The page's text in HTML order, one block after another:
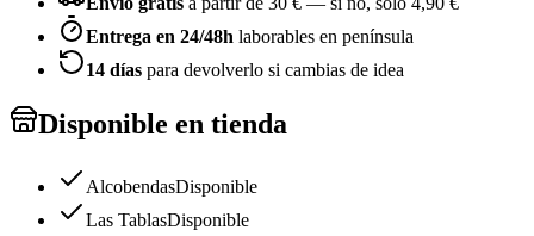
Entrega en 24/48h laborables en península
14 días para devolverlo si cambias de idea
Disponible en tienda
AlcobendasDisponible
Las TablasDisponible